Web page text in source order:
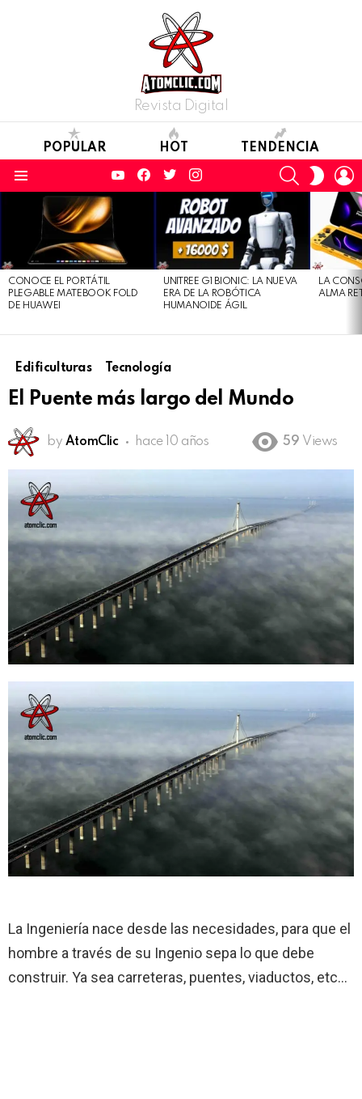
Revista Digital
POPULAR HOT TENDENCIA
YouTubeFacebook
TwitterInstagram SEARCH
SKIN
STORIES
CONOCE EL PORTÁTIL
PLEGABLE MATEBOOK FOLD
DE HUAWEI
UNITREE G1 BIONIC: LA NUEVA
ERA DE LA ROBÓTICA
HUMANOIDE ÁGIL
LA
ALMA
Edificulturas Tecnología
El Puente más largo del Mundo
by AtomClic hace 10 años 59 Views
La Ingeniería nace desde las necesidades, para que el
hombre a través de su Ingenio sepa lo que debe
construir. Ya sea carreteras, puentes, viaductos, etc…